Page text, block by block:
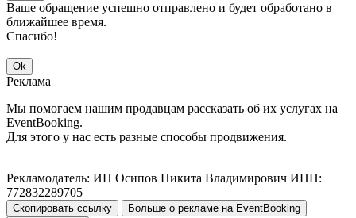
Ваше обращение успешно отправлено и будет обработано в
ближайшее время.
Спасибо!
Ok
Реклама
Мы помогаем нашим продавцам рассказать об их услугах на
EventBooking.
Для этого у нас есть разные способы продвижения.
Рекламодатель: ИП Осипов Никита Владимирович ИНН:
772832289705
Скопировать ссылку
Больше о рекламе на EventBooking